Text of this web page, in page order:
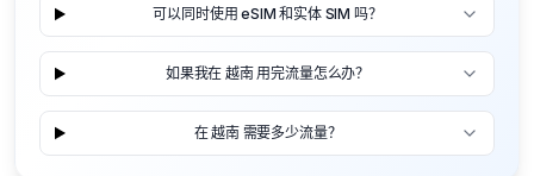
可以同时使用 eSIM 和实体 SIM 吗？
如果我在 越南 用完流量怎么办？
在 越南 需要多少流量？